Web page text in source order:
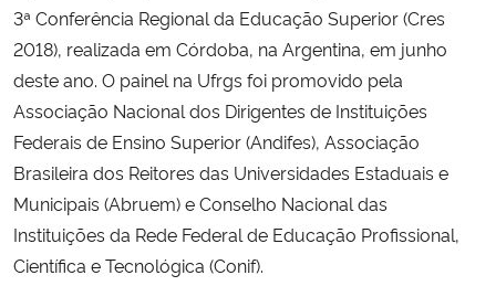
3ª Conferência Regional da Educação Superior (Cres
2018), realizada em Córdoba, na Argentina, em junho
deste ano. O painel na Ufrgs foi promovido pela
Associação Nacional dos Dirigentes de Instituições
Federais de Ensino Superior (Andifes), Associação
Brasileira dos Reitores das Universidades Estaduais e
Municipais (Abruem) e Conselho Nacional das
Instituições da Rede Federal de Educação Profissional,
Científica e Tecnológica (Conif).